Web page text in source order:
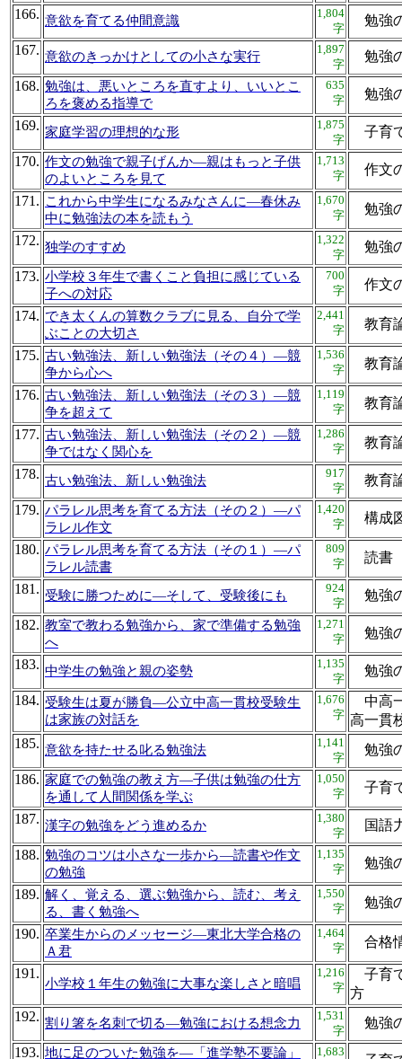
166. 意欲を育てる仲間意識
1,804
字
勉
167. 意欲のきっかけとしての小さな実行
1,897
字
勉
168. 勉強は、悪いところを直すより、いいとこ
ろを褒める指導で
635
字
勉
169. 家庭学習の理想的な形
1,875
字
子育
170. 作文の勉強で親子げんか―親はもっと子供
のよいところを見て
1,713
字
作文
171. これから中学生になるみなさんに―春休み
中に勉強法の本を読もう
1,670
字
勉
172. 独学のすすめ
1,322
字
勉
173. 小学校３年生で書くこと負担に感じている
子への対応
700
字
作文
174. でき太くんの算数クラブに見る、自分で学
ぶことの大切さ
2,441
字
教育
175. 古い勉強法、新しい勉強法（その４）―競
争から心へ
1,536
字
教育
176. 古い勉強法、新しい勉強法（その３）―競
争を超えて
1,119
字
教育
177. 古い勉強法、新しい勉強法（その２）―競
争ではなく関心を
1,286
字
教育
178. 古い勉強法、新しい勉強法
917
字
教育
179. パラレル思考を育てる方法（その２）―パ
ラレル作文
1,420
字
構成
180. パラレル思考を育てる方法（その１）―パ
ラレル読書
809
字
読
181. 受験に勝つために―そして、受験後にも
924
字
勉
182. 教室で教わる勉強から、家で準備する勉強
へ
1,271
字
勉
183. 中学生の勉強と親の姿勢
1,135
字
勉
184. 受験生は夏が勝負―公立中高一貫校受験生
は家族の対話を
1,676
字
中高
高一
185. 意欲を持たせる叱る勉強法
1,141
字
勉
186. 家庭での勉強の教え方―子供は勉強の仕方
を通して人間関係を学ぶ
1,050
字
子育
187. 漢字の勉強をどう進めるか
1,380
字
国語
188. 勉強のコツは小さな一歩から―読書や作文
の勉強
1,135
字
勉
189. 解く、覚える、選ぶ勉強から、読む、考え
る、書く勉強へ
1,550
字
勉
190. 卒業生からのメッセージ―東北大学合格の
Ａ君
1,464
字
合格
191.
小学校１年生の勉強に大事な楽しさと暗唱
1,216
字
子育
方
192. 割り箸を名刺で切る―勉強における想念力
1,531
字
勉
193. 地に足のついた勉強を―「進学塾不要論」
1,683